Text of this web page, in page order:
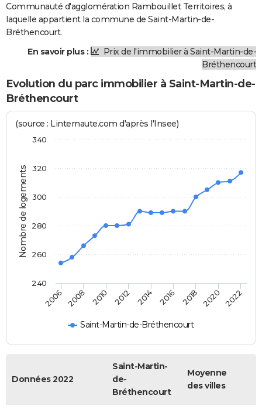
Communauté d'agglomération Rambouillet Territoires, à
laquelle appartient la commune de Saint-Martin-de-
Bréthencourt.
En savoir plus :
Prix de l'immobilier à Saint-Martin-de-
Bréthencourt
Evolution du parc immobilier à Saint-Martin-de-
Bréthencourt
Nombre de logements
(source : Linternaute.com d'après l'Insee)
Saint-Martin-de-Bréthencourt
2006 2008 2010 2012 2014 2016 2018 2020 2022
240
260
280
300
320
340
Données 2022
Saint-Martin-
de-
Bréthencourt
Moyenne
des villes